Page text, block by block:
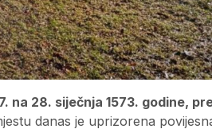
na 28. siječnja 1573. godine,
danas je uprizorena